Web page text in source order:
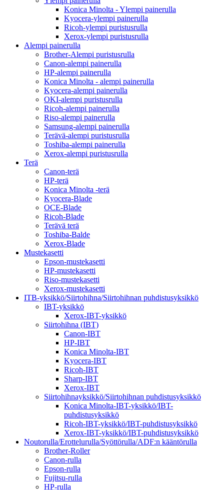
Konica Minolta - Ylempi painerulla
Kyocera-ylempi painerulla
Ricoh-ylempi puristusrulla
Xerox-ylempi puristusrulla
Alempi painerulla
Brother-Alempi puristusrulla
Canon-alempi painerulla
HP-alempi painerulla
Konica Minolta - alempi painerulla
Kyocera-alempi painerulla
OKI-alempi puristusrulla
Ricoh-alempi painerulla
Riso-alempi painerulla
Samsung-alempi painerulla
Terävä-alempi puristusrulla
Toshiba-alempi painerulla
Xerox-alempi puristusrulla
Terä
Canon-terä
HP-terä
Konica Minolta -terä
Kyocera-Blade
OCE-Blade
Ricoh-Blade
Terävä terä
Toshiba-Balde
Xerox-Blade
Mustekasetti
Epson-mustekasetti
HP-mustekasetti
Riso-mustekasetti
Xerox-mustekasetti
ITB-yksikkö/Siirtohihna/Siirtohihnan puhdistusyksikkö
IBT-yksikkö
Xerox-IBT-yksikkö
Siirtohihna (IBT)
Canon-IBT
HP-IBT
Konica Minolta-IBT
Kyocera-IBT
Ricoh-IBT
Sharp-IBT
Xerox-IBT
Siirtohihnayksikkö/Siirtohihnan puhdistusyksikkö
Konica Minolta-IBT-yksikkö/IBT-
puhdistusyksikkö
Ricoh-IBT-yksikkö/IBT-puhdistusyksikkö
Xerox-IBT-yksikkö/IBT-puhdistusyksikkö
Noutorulla/Erottelurulla/Syöttörulla/ADF:n kääntörulla
Brother-Roller
Canon-rulla
Epson-rulla
Fujitsu-rulla
HP-rulla